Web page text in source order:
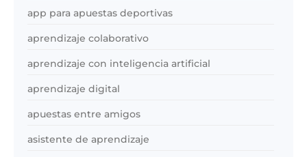
app para apuestas deportivas
aprendizaje colaborativo
aprendizaje con inteligencia artificial
aprendizaje digital
apuestas entre amigos
asistente de aprendizaje